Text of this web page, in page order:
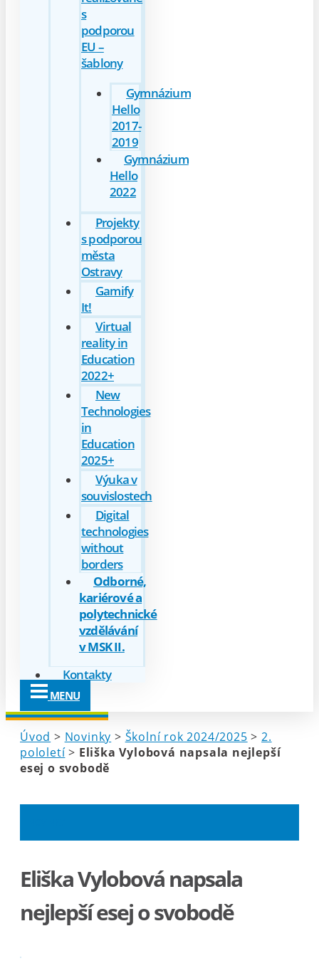
s
podporou
EU –
šablony
Gymnázium
Hello
2017-
2019
Gymnázium
Hello
2022
Projekty
s podporou
města
Ostravy
Gamify
It!
Virtual
reality in
Education
2022+
New
Technologies
in
Education
2025+
Výuka v
souvislostech
Digital
technologies
without
borders
Odborné,
kariérové a
polytechnické
vzdělávání
v MSK II.
Kontakty
MENU
Úvod > Novinky > Školní rok 2024/2025 >2.
pololetí> Eliška Vylobová napsala nejlepší
esej o svobodě
Eliška Vylobová napsala
nejlepší esej o svobodě